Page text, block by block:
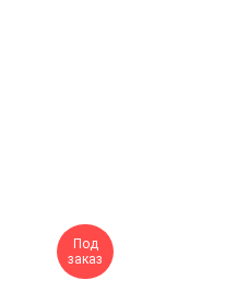
Под
заказ